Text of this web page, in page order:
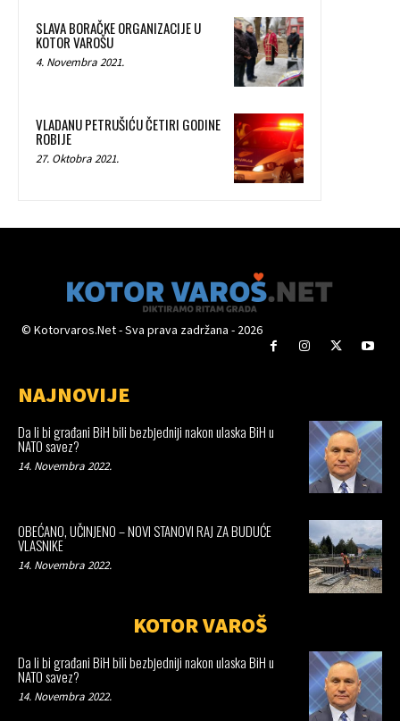
SLAVA BORAČKE ORGANIZACIJE U
KOTOR VAROŠU
4. Novembra 2021.
VLADANU PETRUŠIĆU ČETIRI GODINE
ROBIJE
27. Oktobra 2021.
© Kotorvaros.Net - Sva prava zadržana - 2026
NAJNOVIJE
Da li bi građani BiH bili bezbjedniji nakon ulaska BiH u
NATO savez?
14. Novembra 2022.
OBEĆANO, UČINJENO – NOVI STANOVI RAJ ZA BUDUĆE
VLASNIKE
14. Novembra 2022.
KOTOR VAROŠ
Da li bi građani BiH bili bezbjedniji nakon ulaska BiH u
NATO savez?
14. Novembra 2022.